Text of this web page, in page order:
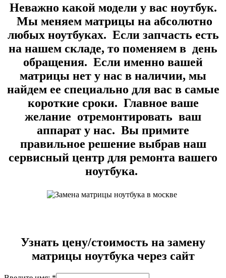
Неважно какой модели у вас ноутбук.
Мы меняем матрицы на абсолютно
любых ноутбуках. Если запчасть есть
на нашем складе, то поменяем в день
обращения. Если именно вашей
матрицы нет у нас в наличии, мы
найдем ее специально для вас в самые
короткие сроки. Главное ваше
желание отремонтировать ваш
аппарат у нас. Вы примите
правильное решение выбрав наш
сервисный центр для ремонта вашего
ноутбука.
Узнать цену/стоимость на замену
матрицы ноутбука через сайт